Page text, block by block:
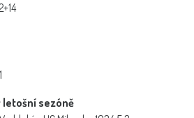
letošní sezóně